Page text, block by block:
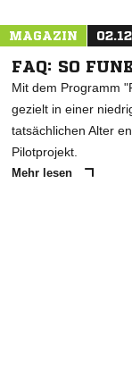
MAGAZIN
FAQ: SO
Mit dem Programm
gezielt in einer
tatsächlichen Alter
Pilotprojekt.
Mehr lesen